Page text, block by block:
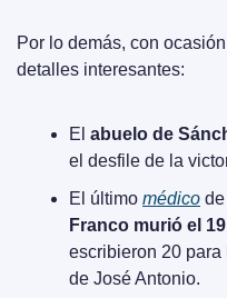
Por lo demás, con
detalles interesantes:
El abuelo de
el desfile de la
El último médico
Franco murió el
escribieron 20
de José Antonio.